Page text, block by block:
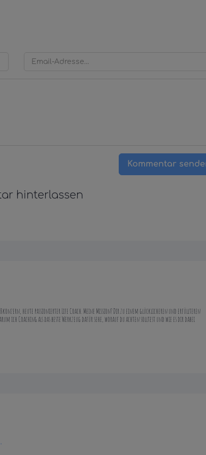
Kommentar
hinterlassen
heute passionierter Life Coach. Meine Mission? Dir zu einem glücklicheren und erfüllteren
ich Coaching als das beste Werkzeug dafür sehe, worauf du achten solltest und wie es dir dabei